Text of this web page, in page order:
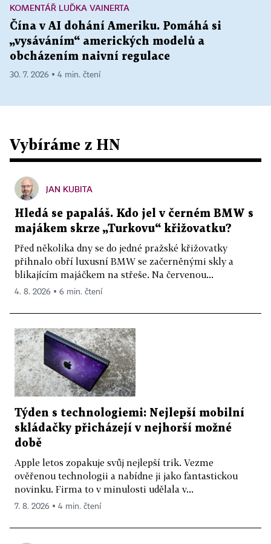
KOMENTÁŘ LUĎKA VAINERTA
Čína v AI dohání Ameriku. Pomáhá si
„vysáváním“ amerických modelů a
obcházením naivní regulace
30. 7. 2026 ▪ 4 min. čtení
Vybíráme z HN
JAN KUBITA
Hledá se papaláš. Kdo jel v černém BMW s
majákem skrze „Turkovu“ křižovatku?
Před několika dny se do jedné pražské křižovatky
přihnalo obří luxusní BMW se začerněnými skly a
blikajícím majáčkem na střeše. Na červenou...
4. 8. 2026 ▪ 6 min. čtení
Týden s technologiemi: Nejlepší mobilní
skládačky přicházejí v nejhorší možné
době
Apple letos zopakuje svůj nejlepší trik. Vezme
ověřenou technologii a nabídne ji jako fantastickou
novinku. Firma to v minulosti udělala v...
7. 8. 2026 ▪ 4 min. čtení